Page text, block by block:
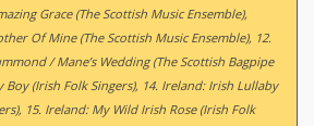
Grace (The Scottish Music Ensemble),
Of Mine (The Scottish Music Ensemble), 12.
/ Mane’s Wedding (The Scottish Bagpipe
Boy (Irish Folk Singers), 14. Ireland: Irish Lullaby
15. Ireland: My Wild Irish Rose (Irish Folk